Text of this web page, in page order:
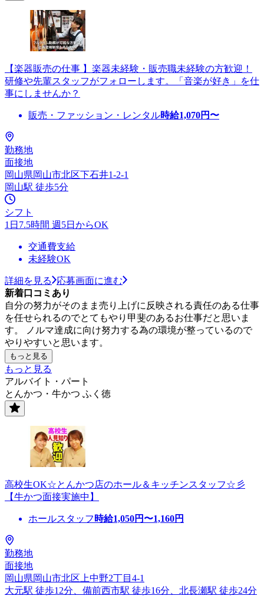
【楽器販売の仕事 】楽器未経験・販売職未経験の方歓迎！
研修や先輩スタッフがフォローします。「音楽が好き」を仕
事にしませんか？
販売・ファッション・レンタル時給1,070円〜
勤務地
面接地
岡山県岡山市北区下石井1-2-1
岡山駅 徒歩5分
シフト
1日7.5時間 週5日からOK
交通費支給
未経験OK
詳細を見る
応募画面に進む
新着口コミあり
自分の努力がそのまま売り上げに反映される責任のある仕事
を任せられるのでとてもやり甲斐のあるお仕事だと思いま
す。 ノルマ達成に向け努力する為の環境が整っているので
やりやすいと思います。
もっと見る
もっと見る
アルバイト・パート
とんかつ・牛かつ ふく徳
高校生OK☆とんかつ店のホール＆キッチンスタッフ☆彡
【牛かつ面接実施中】
ホールスタッフ 時給1,050円〜1,160円
勤務地
面接地
岡山県岡山市北区上中野2丁目4-1
大元駅 徒歩12分、備前西市駅 徒歩16分、北長瀬駅 徒歩24分